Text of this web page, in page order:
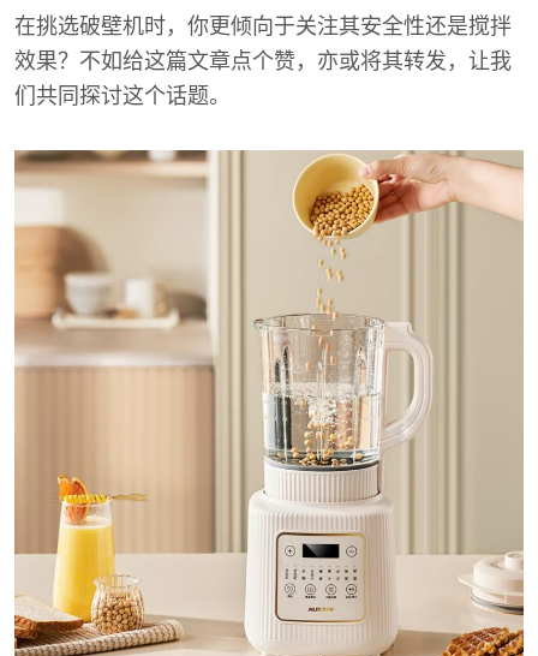
在挑选破壁机时，你更倾向于关注其安全性还是搅拌
效果？不如给这篇文章点个赞，亦或将其转发，让我
们共同探讨这个话题。